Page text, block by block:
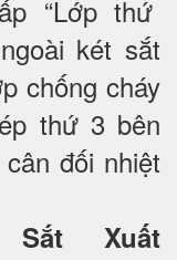
“Lớp thứ
két sắt
chống cháy
thứ 3 bên
đối nhiệt
Sắt Xuất